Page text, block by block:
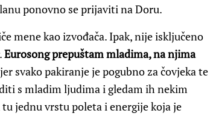
ponovno se prijaviti na Doru.
mene kao izvođača. Ipak, nije isključeno
Eurosong prepuštam mladima, na njima
svako pakiranje je pogubno za čovjeka te
s mladim ljudima i gledam ih nekim
jednu vrstu poleta i energije koja je